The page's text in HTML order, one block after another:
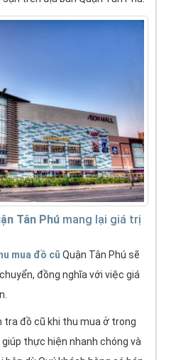
Tân Phú mang lại giá trị
mua đồ cũ Quận Tân Phú sẽ
đồng nghĩa với việc giá
tra đồ cũ khi thu mua ở trong
giúp thực hiện nhanh chóng và